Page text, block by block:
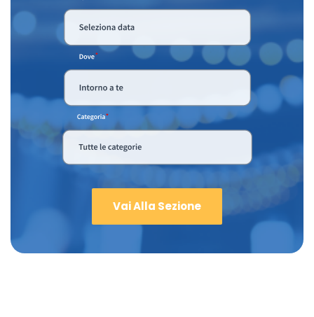
Vai Alla Sezione